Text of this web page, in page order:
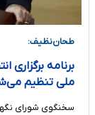
طحان‌نظیف:
برنامه
ملی تنظیم
سخنگوی شورای